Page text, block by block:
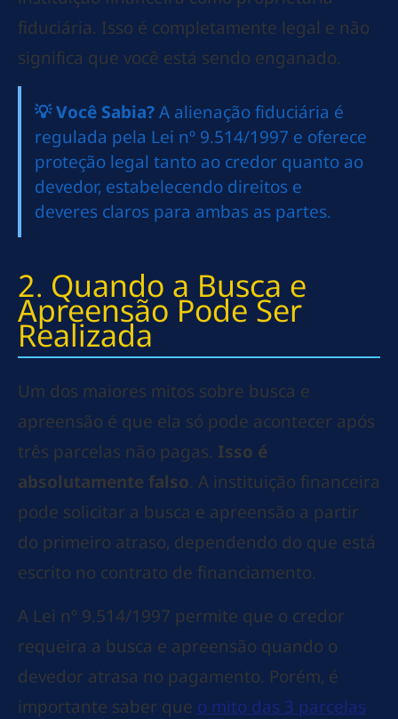
fiduciária. Isso é completamente legal e não
significa que você está sendo enganado.
💡 Você Sabia?A alienação fiduciária é
regulada pela Lei nº 9.514/1997 e oferece
proteção legal tanto ao credor quanto ao
devedor, estabelecendo direitos e
deveres claros para ambas as partes.
2. Quando a Busca e
Apreensão Pode Ser
Realizada
Um dos maiores mitos sobre busca e
apreensão é que ela só pode acontecer após
três parcelas não pagas. Isso é
absolutamente falso. A instituição financeira
pode solicitar a busca e apreensão a partir
do primeiro atraso, dependendo do que está
escrito no contrato de financiamento.
A Lei nº 9.514/1997 permite que o credor
requeira a busca e apreensão quando o
devedor atrasa no pagamento. Porém, é
importante saber que o mito das 3 parcelas